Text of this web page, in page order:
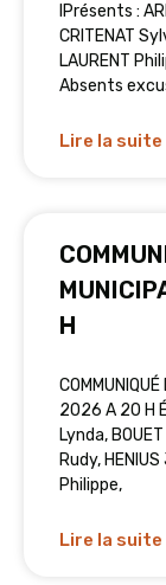
lPrésents :
CRITENAT
LAURENT
Absents
Lire la
H
2026 A 20 H
Lynda,
Rudy,
Philippe,
Lire la